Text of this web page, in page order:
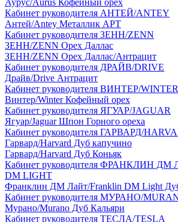
Аурус/Aurus Кофейный орех
Кабинет руководителя АНТЕЙ/ANTEY
Антей/Antey Металлик АРТ
Кабинет руководителя ЗЕНН/ZENN
ЗЕНН/ZENN Орех Даллас
ЗЕНН/ZENN Орех Даллас/Антрацит
Кабинет руководителя ДРАЙВ/DRIVE
Драйв/Drive Антрацит
Кабинет руководителя ВИНТЕР/WINTER
Винтер/Winter Кофейный орех
Кабинет руководителя ЯГУАР/JAGUAR
Ягуар/Jaguar Шпон Горного ореха
Кабинет руководителя ГАРВАРД/
Гарвард/Harvard Дуб капучино
Гарвард/Harvard Дуб Коньяк
Кабинет руководителя ФРАНКЛИН
DM LIGHT
Франклин ДМ Лайт/Franklin DM Light
Кабинет руководителя МУРАНО/
Мурано/Murano Дуб Кальяри
Кабинет руководителя ТЕСЛА/TESLA